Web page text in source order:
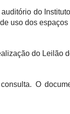
do
uso dos
do Leilão
O